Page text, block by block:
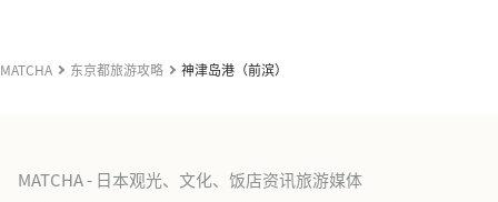
MATCHA 东京都旅游攻略 神津岛港（前滨）
MATCHA - 日本观光、文化、饭店资讯旅游媒体